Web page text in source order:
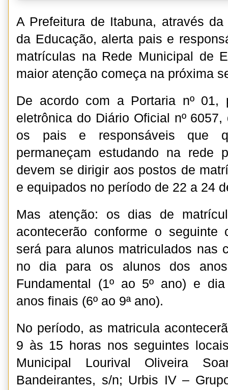
A Prefeitura de Itabuna, através
da Educação, alerta pais e
matrículas na Rede Municipal de
maior atenção começa na próxima
De acordo com a Portaria nº 01,
eletrônica do Diário Oficial nº
os pais e responsáveis que
permaneçam estudando na rede
devem se dirigir aos postos de
e equipados no período de 22 a 24
Mas atenção: os dias de
acontecerão conforme o seguinte
será para alunos matriculados nas
no dia para os alunos dos
Fundamental (1º ao 5º ano) e
anos finais (6º ao 9ª ano).
No período, as matricula
9 às 15 horas nos seguintes
Municipal Lourival Oliveira
Bandeirantes, s/n; Urbis IV –